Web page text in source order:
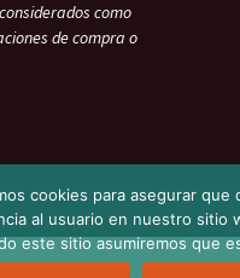
como
de compra o
cookies para asegurar que
al usuario en nuestro sitio
este sitio asumiremos que